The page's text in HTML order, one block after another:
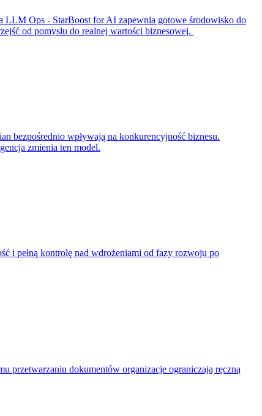
LLM Ops - StarBoost for AI zapewnia gotowe środowisko do
od pomysłu do realnej wartości biznesowej.
bezpośrednio wpływają na konkurencyjność biznesu.
zmienia ten model.
i pełną kontrolę nad wdrożeniami od fazy rozwoju po
przetwarzaniu dokumentów organizacje ograniczają ręczną